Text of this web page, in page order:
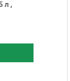
л ,